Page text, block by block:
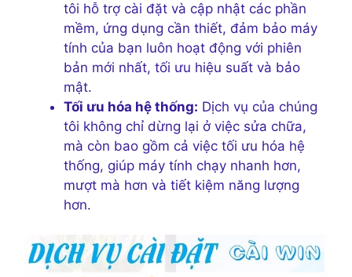
tôi hỗ trợ cài đặt và cập nhật các phần
mềm, ứng dụng cần thiết, đảm bảo máy
tính của bạn luôn hoạt động với phiên
bản mới nhất, tối ưu hiệu suất và bảo
mật.
Tối ưu hóa hệ thống: Dịch vụ của chúng
tôi không chỉ dừng lại ở việc sửa chữa,
mà còn bao gồm cả việc tối ưu hóa hệ
thống, giúp máy tính chạy nhanh hơn,
mượt mà hơn và tiết kiệm năng lượng
hơn.